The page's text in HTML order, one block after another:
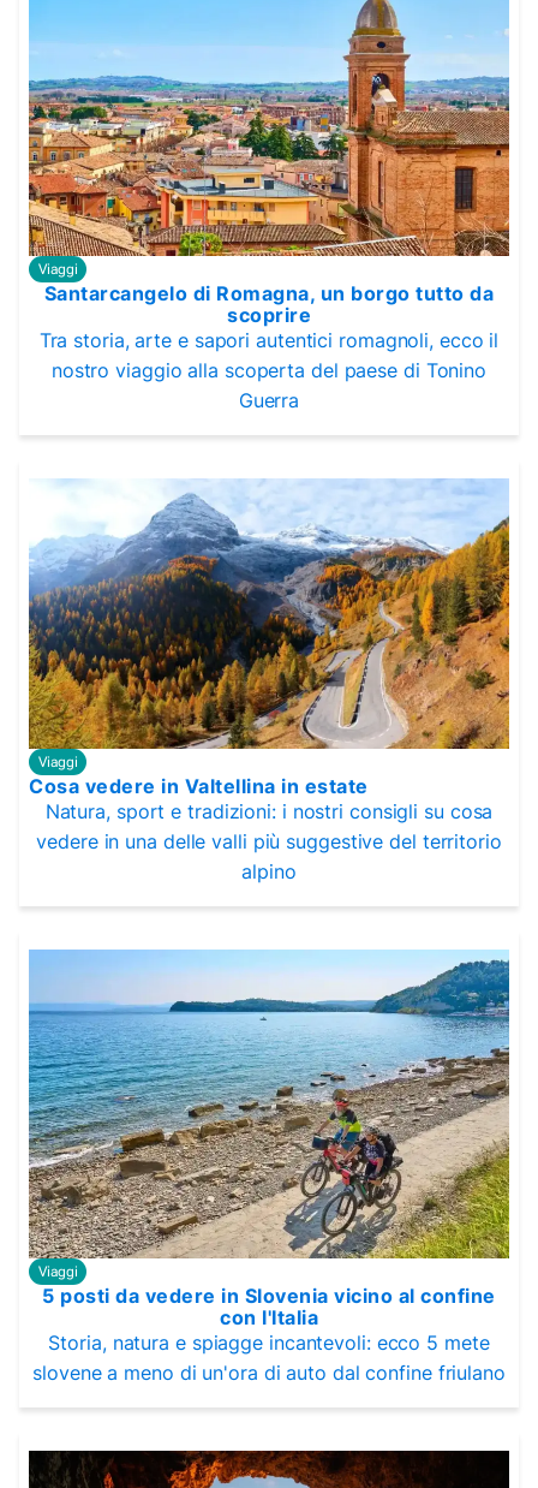
Viaggi
Santarcangelo di Romagna, un borgo tutto da
scoprire
Tra storia, arte e sapori autentici romagnoli, ecco il
nostro viaggio alla scoperta del paese di Tonino
Guerra
Viaggi
Cosa vedere in Valtellina in estate
Natura, sport e tradizioni: i nostri consigli su cosa
vedere in una delle valli più suggestive del territorio
alpino
Viaggi
5 posti da vedere in Slovenia vicino al confine
con l'Italia
Storia, natura e spiagge incantevoli: ecco 5 mete
slovene a meno di un'ora di auto dal confine friulano